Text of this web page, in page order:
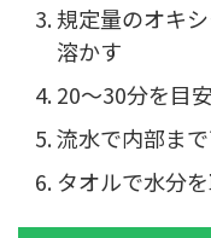
規定量のオキ
溶かす
20〜30分を目
流水で内部ま
タオルで水分